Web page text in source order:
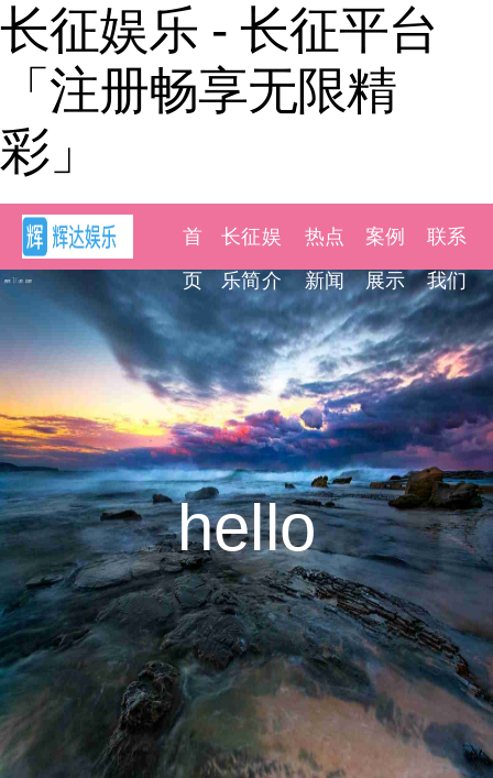
长征娱乐 - 长征平台
「注册畅享无限精
彩」
首
页
长征娱
乐简介
热点
新闻
案例
展示
联系
我们
hello